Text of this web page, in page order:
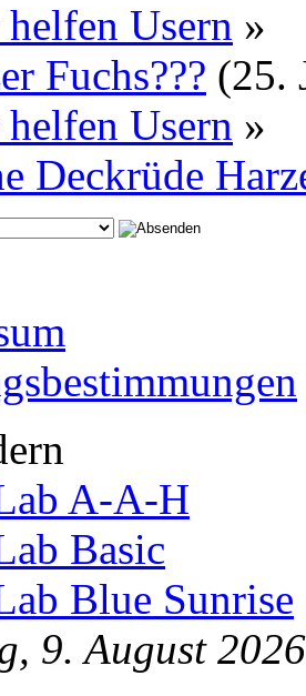
Usern »
Fuchs??? (25.
Usern »
Deckrüde
A-A-H
Basic
Blue Sunrise
9. August